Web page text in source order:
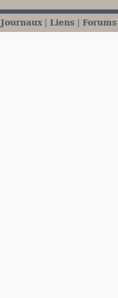
Journaux Liens Forums